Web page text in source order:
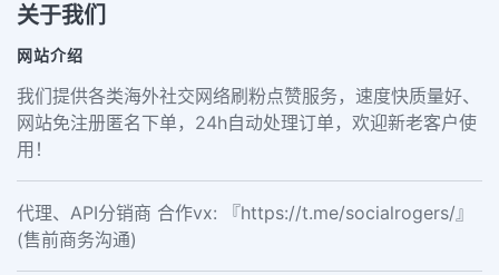
关于我们
网站介绍
我们提供各类海外社交网络刷粉点赞服务，速度快质量好、
网站免注册匿名下单，24h自动处理订单，欢迎新老客户使
用！
代理、API分销商 合作vx: 『https://t.me/socialrogers/』
(售前商务沟通)